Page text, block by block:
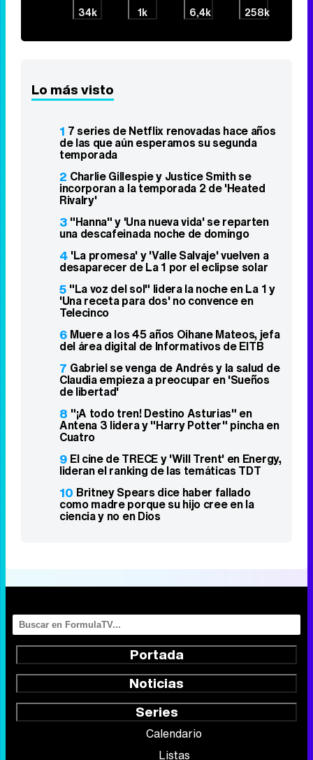
34k 1k 6,4k 258k
Lo más visto
1 7 series de Netflix renovadas hace años
de las que aún esperamos su segunda
temporada
2 Charlie Gillespie y Justice Smith se
incorporan a la temporada 2 de 'Heated
Rivalry'
3 "Hanna" y 'Una nueva vida' se reparten
una descafeinada noche de domingo
4 'La promesa' y 'Valle Salvaje' vuelven a
desaparecer de La 1 por el eclipse solar
5 "La voz del sol" lidera la noche en La 1 y
'Una receta para dos' no convence en
Telecinco
6 Muere a los 45 años Oihane Mateos, jefa
del área digital de Informativos de EITB
7 Gabriel se venga de Andrés y la salud de
Claudia empieza a preocupar en 'Sueños
de libertad'
8 "¡A todo tren! Destino Asturias" en
Antena 3 lidera y "Harry Potter" pincha en
Cuatro
9 El cine de TRECE y 'Will Trent' en Energy,
lideran el ranking de las temáticas TDT
10 Britney Spears dice haber fallado
como madre porque su hijo cree en la
ciencia y no en Dios
Portada
Noticias
Series
Calendario
Listas